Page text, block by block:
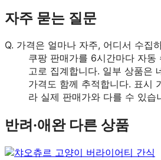
자주 묻는 질문
Q. 가격은 얼마나 자주, 어디서 수집
쿠팡 판매가를 6시간마다 자동
고로 집계합니다. 일부 상품은
가격도 함께 추적합니다. 표시
라 실제 판매가와 다를 수 있습
반려·애완다른 상품